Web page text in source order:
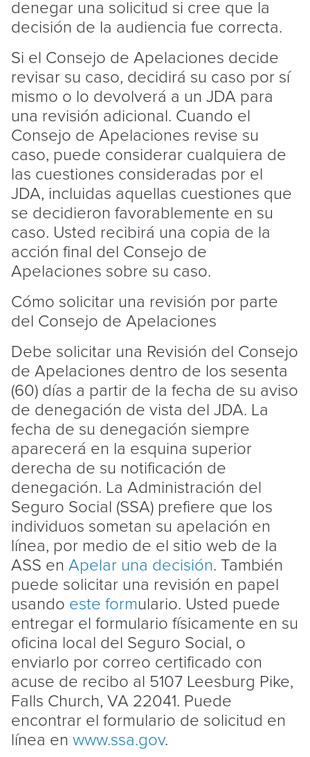
denegar una solicitud si cree que la
decisión de la audiencia fue correcta.
Si el Consejo de Apelaciones decide
revisar su caso, decidirá su caso por sí
mismo o lo devolverá a un JDA para
una revisión adicional. Cuando el
Consejo de Apelaciones revise su
caso, puede considerar cualquiera de
las cuestiones consideradas por el
JDA, incluidas aquellas cuestiones que
se decidieron favorablemente en su
caso. Usted recibirá una copia de la
acción final del Consejo de
Apelaciones sobre su caso.
Cómo solicitar una revisión por parte
del Consejo de Apelaciones
Debe solicitar una Revisión del Consejo
de Apelaciones dentro de los sesenta
(60) días a partir de la fecha de su aviso
de denegación de vista del JDA. La
fecha de su denegación siempre
aparecerá en la esquina superior
derecha de su notificación de
denegación. La Administración del
Seguro Social (SSA) prefiere que los
individuos sometan su apelación en
línea, por medio de el sitio web de la
ASS en Apelar una decisión. También
puede solicitar una revisión en papel
usando este formulario. Usted puede
entregar el formulario físicamente en su
oficina local del Seguro Social, o
enviarlo por correo certificado con
acuse de recibo al 5107 Leesburg Pike,
Falls Church, VA 22041. Puede
encontrar el formulario de solicitud en
línea en www.ssa.gov.